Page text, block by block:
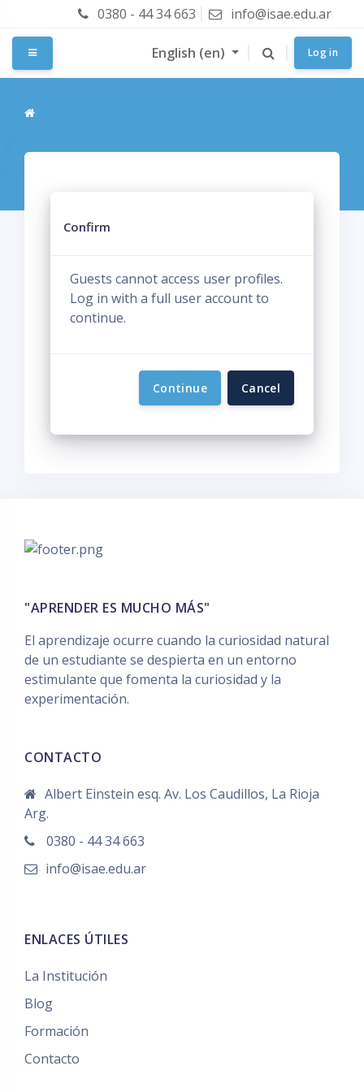
Skip to main content0380 - 44 34 663 info@isae.edu.ar
English ‎(en)‎ Log in
Confirm
Guests cannot access user profiles.
Log in with a full user account to
continue.
Continue Cancel
"APRENDER ES MUCHO MÁS"
El aprendizaje ocurre cuando la curiosidad natural
de un estudiante se despierta en un entorno
estimulante que fomenta la curiosidad y la
experimentación.
CONTACTO
Albert Einstein esq. Av. Los Caudillos, La Rioja
Arg.
0380 - 44 34 663
info@isae.edu.ar
ENLACES ÚTILES
La Institución
Blog
Formación
Contacto